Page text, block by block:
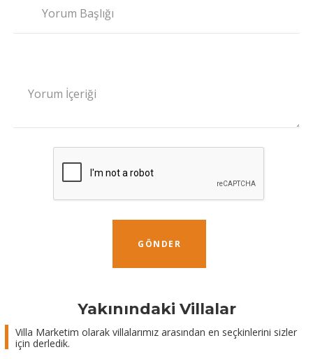
Yorum Başlığı
Yorum İçeriği
GÖNDER
Yakınındaki Villalar
Villa Marketim olarak villalarımız arasından en seçkinlerini sizler
için derledik.